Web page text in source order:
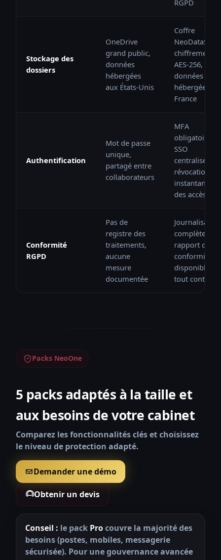
RGPD
Stockage des
dossiers
OneDrive
grand public,
données
hébergées
aux États-Unis
Coffre
NeoDataSafe,
chiffrement
AES-256,
données
hébergées en
France
Authentification
Mot de passe
unique,
partagé entre
collaborateurs
MFA
obligatoire,
SSO
centralisé,
révocation
instantanée
des accès
Conformité
RGPD
Pas de
registre des
traitements,
aucune
mesure
documentée
Journalisation
complète,
rapport de
conformité
disponible à
tout contrôle
Packs NeoOne
5 packs adaptés à la taille et
aux besoins de votre cabinet
Comparez les fonctionnalités clés et choisissez
le niveau de protection adapté.
Demander une démo
Obtenir un devis
Conseil : le pack Procouvre la majorité des
besoins (postes, mobiles, messagerie
sécurisée). Pour une gouvernance avancée